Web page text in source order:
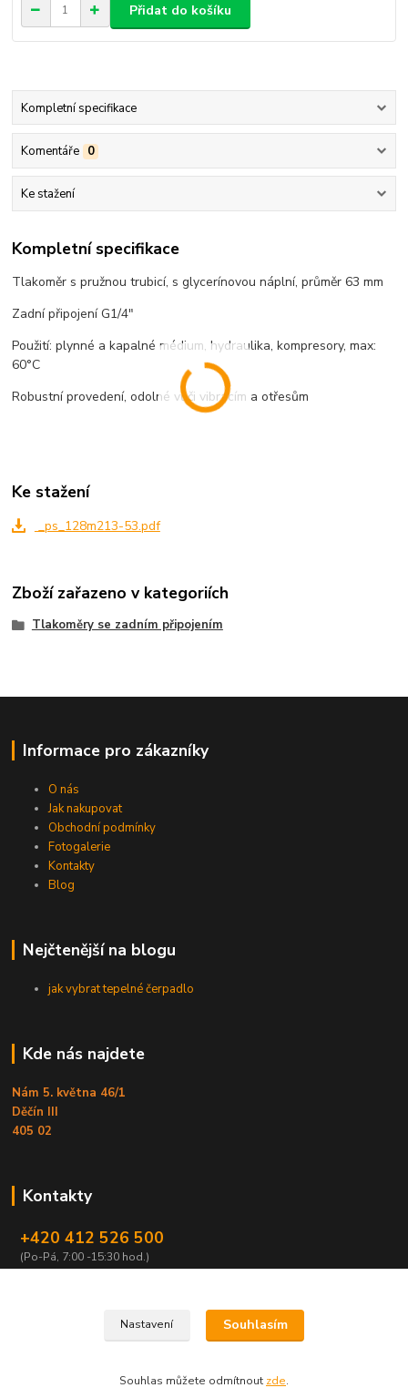
Přidat do košíku
Kompletní specifikace
Komentáře 0
Ke stažení
Kompletní specifikace
Tlakoměr s pružnou trubicí, s glycerínovou náplní, průměr 63 mm
Zadní připojení G1/4"
Použití: plynné a kapalné médium, hydraulika, kompresory, max:
60°C
Robustní provedení, odolné vůči vibracím a otřesům
Ke stažení
_ps_128m213-53.pdf
Zboží zařazeno v kategoriích
Tlakoměry se zadním připojením
Informace pro zákazníky
O nás
Jak nakupovat
Obchodní podmínky
Fotogalerie
Kontakty
Blog
Nejčtenější na blogu
jak vybrat tepelné čerpadlo
Kde nás najdete
Nám 5. května 46/1
Děčín III
405 02
Kontakty
+420 412 526 500
(Po-Pá, 7:00 -15:30 hod.)
Nastavení Souhlasím
Souhlas můžete odmítnout zde.